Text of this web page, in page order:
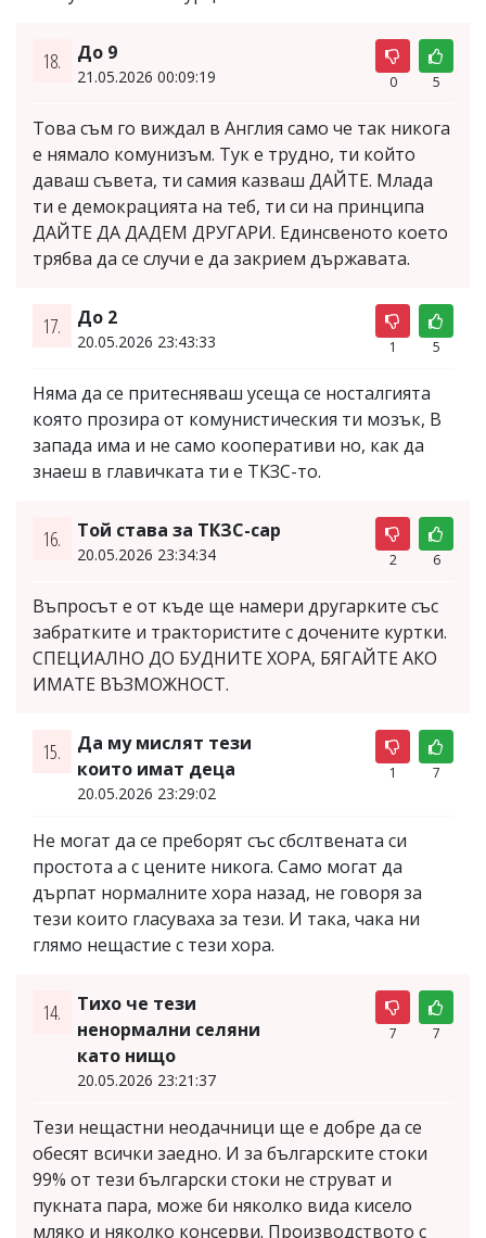
18. До 9
21.05.2026 00:09:19 0 5
Това съм го виждал в Англия само че так никога
е нямало комунизъм. Тук е трудно, ти който
даваш съвета, ти самия казваш ДАЙТЕ. Млада
ти е демокрацията на теб, ти си на принципа
ДАЙТЕ ДА ДАДЕМ ДРУГАРИ. Единсвеното което
трябва да се случи е да закрием държавата.
17. До 2
20.05.2026 23:43:33 1 5
Няма да се притесняваш усеща се носталгията
която прозира от комунистическия ти мозък, В
запада има и не само кооперативи но, как да
знаеш в главичката ти е ТКЗС-то.
16. Той става за ТКЗС-сар
20.05.2026 23:34:34 2 6
Въпросът е от къде ще намери другарките със
забратките и трактористите с дочените куртки.
СПЕЦИАЛНО ДО БУДНИТЕ ХОРА, БЯГАЙТЕ АКО
ИМАТЕ ВЪЗМОЖНОСТ.
15.
Да му мислят тези
които имат деца
20.05.2026 23:29:02
1 7
Не могат да се преборят със сбслтвената си
простота а с цените никога. Само могат да
дърпат нормалните хора назад, не говоря за
тези които гласуваха за тези. И така, чака ни
глямо нещастие с тези хора.
14.
Тихо че тези
ненормални селяни
като нищо
20.05.2026 23:21:37
7 7
Тези нещастни неодачници ще е добре да се
обесят всички заедно. И за българските стоки
99% от тези български стоки не струват и
пукната пара, може би няколко вида кисело
мляко и няколко консерви. Производството с